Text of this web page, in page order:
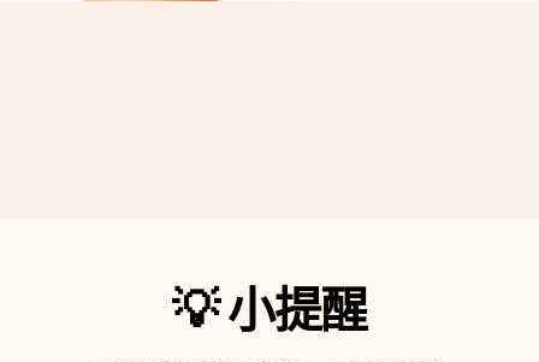
💡小提醒